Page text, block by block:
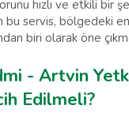
hızlı ve etkili bir
servis, bölgedeki
biri olarak öne
- Artvin
Edilmeli?